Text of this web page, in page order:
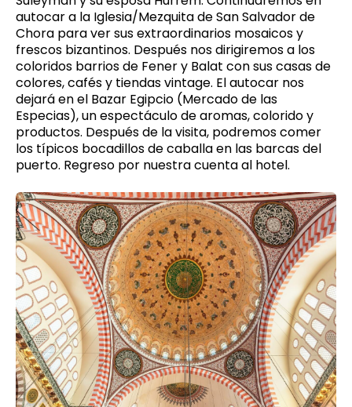
autocar a la Iglesia/Mezquita de San Salvador de
Chora para ver sus extraordinarios mosaicos y
frescos bizantinos. Después nos dirigiremos a los
coloridos barrios de Fener y Balat con sus casas de
colores, cafés y tiendas vintage. El autocar nos
dejará en el Bazar Egipcio (Mercado de las
Especias), un espectáculo de aromas, colorido y
productos. Después de la visita, podremos comer
los típicos bocadillos de caballa en las barcas del
puerto. Regreso por nuestra cuenta al hotel.